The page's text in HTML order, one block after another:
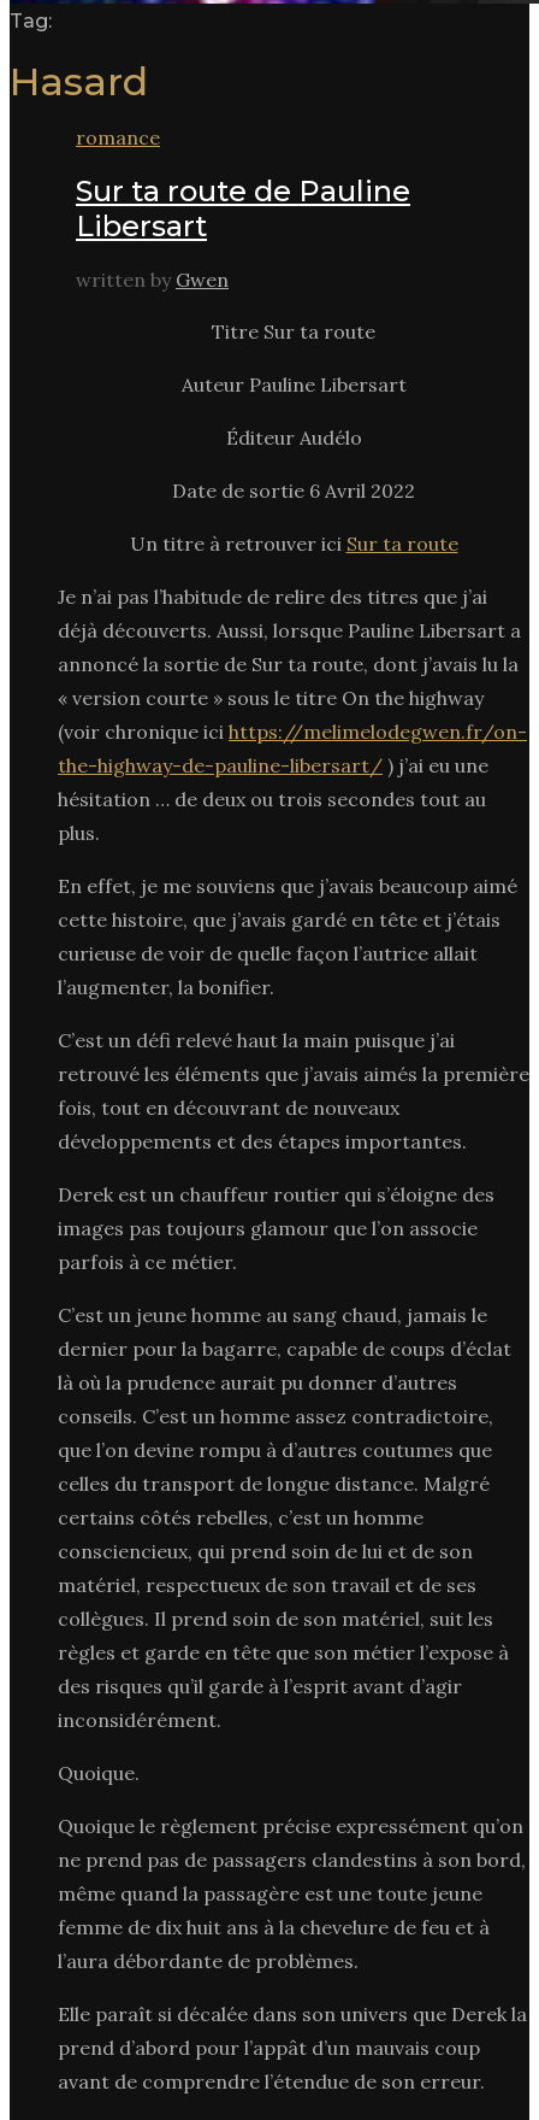
Tag:
Hasard
romance
Sur ta route de Pauline
Libersart
written by Gwen
Titre Sur ta route
Auteur Pauline Libersart
Éditeur Audélo
Date de sortie 6 Avril 2022
Un titre à retrouver ici Sur ta route
Je n’ai pas l’habitude de relire des titres que j’ai
déjà découverts. Aussi, lorsque Pauline Libersart a
annoncé la sortie de Sur ta route, dont j’avais lu la
« version courte » sous le titre On the highway
(voir chronique ici https://melimelodegwen.fr/on-
the-highway-de-pauline-libersart/ ) j’ai eu une
hésitation … de deux ou trois secondes tout au
plus.
En effet, je me souviens que j’avais beaucoup aimé
cette histoire, que j’avais gardé en tête et j’étais
curieuse de voir de quelle façon l’autrice allait
l’augmenter, la bonifier.
C’est un défi relevé haut la main puisque j’ai
retrouvé les éléments que j’avais aimés la première
fois, tout en découvrant de nouveaux
développements et des étapes importantes.
Derek est un chauffeur routier qui s’éloigne des
images pas toujours glamour que l’on associe
parfois à ce métier.
C’est un jeune homme au sang chaud, jamais le
dernier pour la bagarre, capable de coups d’éclat
là où la prudence aurait pu donner d’autres
conseils. C’est un homme assez contradictoire,
que l’on devine rompu à d’autres coutumes que
celles du transport de longue distance. Malgré
certains côtés rebelles, c’est un homme
consciencieux, qui prend soin de lui et de son
matériel, respectueux de son travail et de ses
collègues. Il prend soin de son matériel, suit les
règles et garde en tête que son métier l’expose à
des risques qu’il garde à l’esprit avant d’agir
inconsidérément.
Quoique.
Quoique le règlement précise expressément qu’on
ne prend pas de passagers clandestins à son bord,
même quand la passagère est une toute jeune
femme de dix huit ans à la chevelure de feu et à
l’aura débordante de problèmes.
Elle paraît si décalée dans son univers que Derek la
prend d’abord pour l’appât d’un mauvais coup
avant de comprendre l’étendue de son erreur.